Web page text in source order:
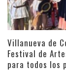
Villanueva de
Festival de
para todos los